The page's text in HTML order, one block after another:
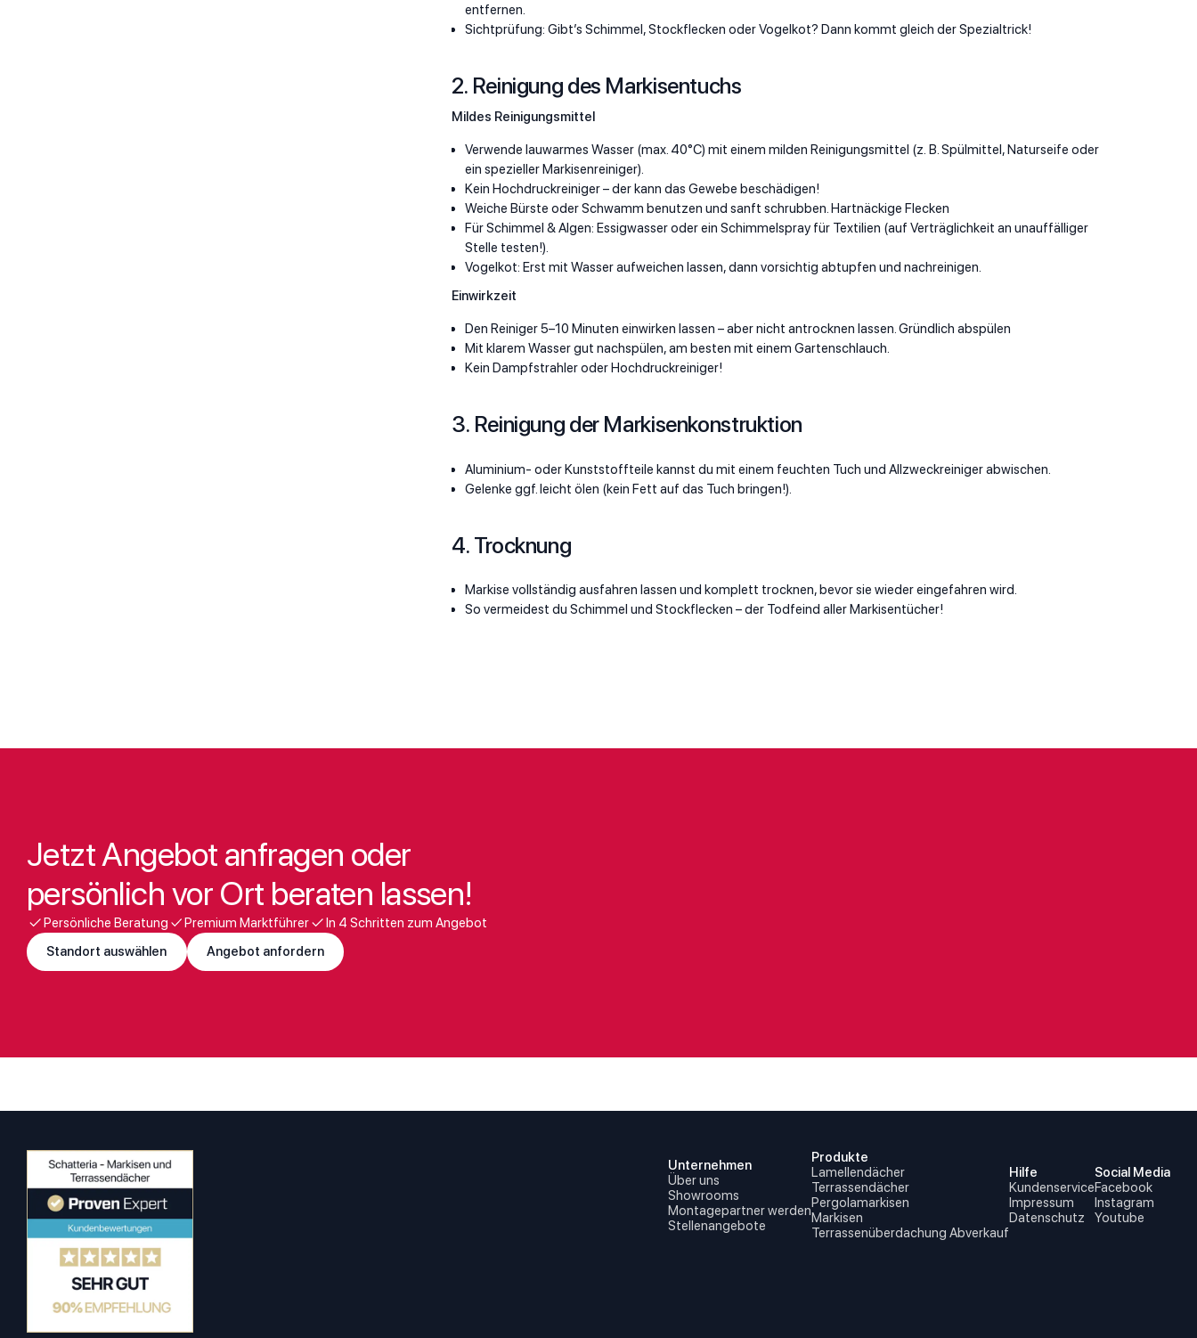
entfernen.
Sichtprüfung: Gibt’s Schimmel, Stockflecken oder Vogelkot? Dann kommt gleich der Spezialtrick!
2. Reinigung des Markisentuchs
Mildes Reinigungsmittel
Verwende lauwarmes Wasser (max. 40°C) mit einem milden Reinigungsmittel (z. B. Spülmittel, Naturseife oder
ein spezieller Markisenreiniger).
Kein Hochdruckreiniger – der kann das Gewebe beschädigen!
Weiche Bürste oder Schwamm benutzen und sanft schrubben. Hartnäckige Flecken
Für Schimmel & Algen: Essigwasser oder ein Schimmelspray für Textilien (auf Verträglichkeit an unauffälliger
Stelle testen!).
Vogelkot: Erst mit Wasser aufweichen lassen, dann vorsichtig abtupfen und nachreinigen.
Einwirkzeit
Den Reiniger 5–10 Minuten einwirken lassen – aber nicht antrocknen lassen. Gründlich abspülen
Mit klarem Wasser gut nachspülen, am besten mit einem Gartenschlauch.
Kein Dampfstrahler oder Hochdruckreiniger!
3. Reinigung der Markisenkonstruktion
Aluminium- oder Kunststoffteile kannst du mit einem feuchten Tuch und Allzweckreiniger abwischen.
Gelenke ggf. leicht ölen (kein Fett auf das Tuch bringen!).
4. Trocknung
Markise vollständig ausfahren lassen und komplett trocknen, bevor sie wieder eingefahren wird.
So vermeidest du Schimmel und Stockflecken – der Todfeind aller Markisentücher!
Jetzt Angebot anfragen oder
persönlich vor Ort beraten lassen!
Persönliche Beratung Premium Marktführer
In 4 Schritten zum Angebot
Standort auswählen
Angebot anfordern
Unternehmen
Über uns
Showrooms
Montagepartner werden
Stellenangebote
Produkte
Lamellendächer
Terrassendächer
Pergolamarkisen
Markisen
Terrassenüberdachung Abverkauf
Hilfe
Kundenservice
Impressum
Datenschutz
Social Media
Facebook
Instagram
Youtube